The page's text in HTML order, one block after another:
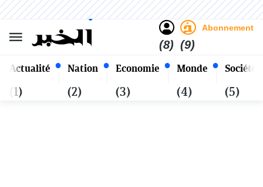
Actualité
(1)
Nation
(2)
Economie
(3)
Monde
(4)
Société
(5)
(8)
Abonnement
(9)
Samedi 24 Safar 1448 - 08
Août 2026
Alger